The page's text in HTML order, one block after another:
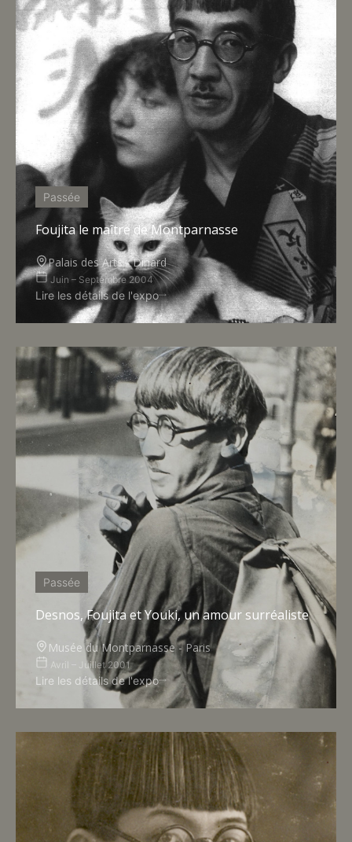
Passée
Foujita le maître de Montparnasse
Palais des Arts - Dinard
Juin – Septembre 2004
Lire les détails de l'expo
Passée
Desnos, Foujita et Youki, un amour surréaliste
Musée du Montparnasse - Paris
Avril – Juillet 2001
Lire les détails de l'expo